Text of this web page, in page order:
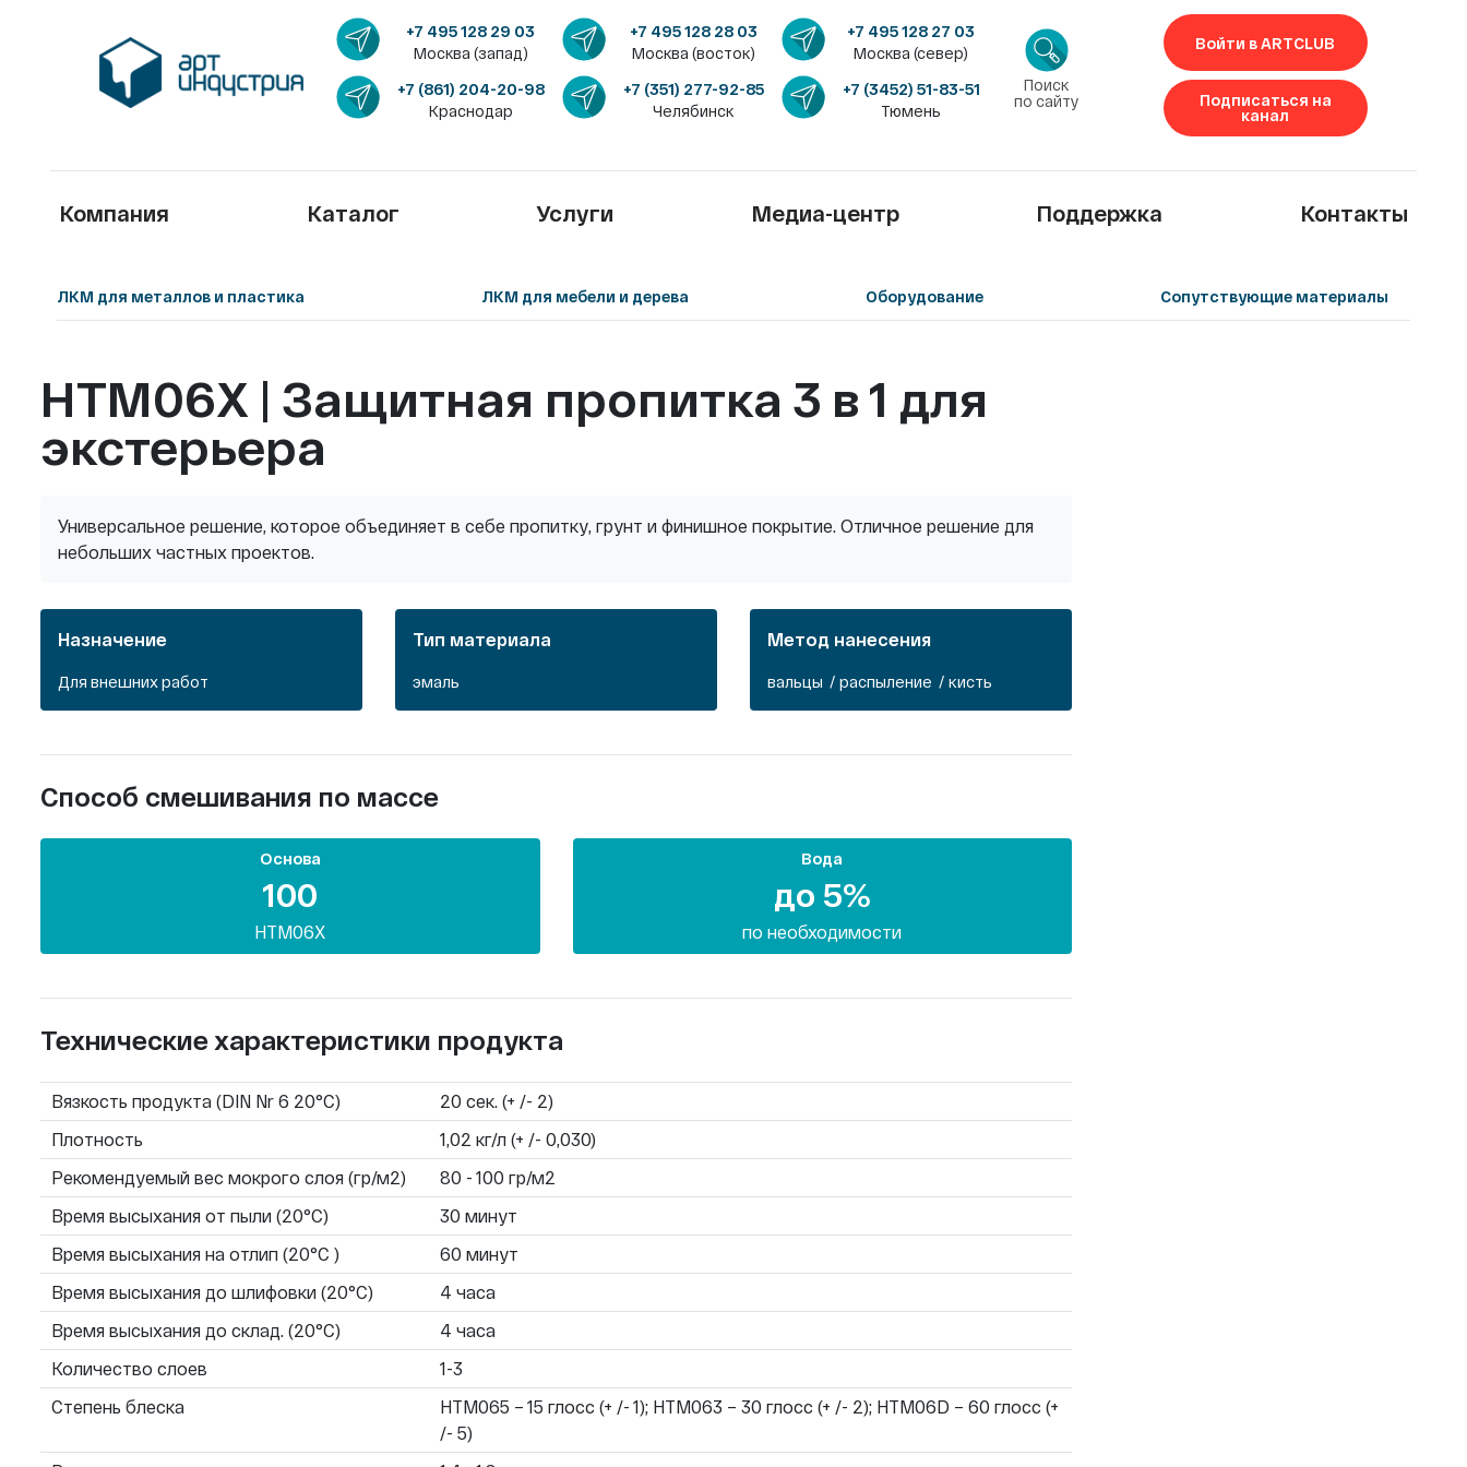
+7 495 128 29 03
Москва (запад)
+7 495 128 28 03
Москва (восток)
+7 495 128 27 03
Москва (север)
+7 (861) 204-20-98
Краснодар
+7 (351) 277-92-85
Челябинск
+7 (3452) 51-83-51
Тюмень
Поиск
по сайту
Войти в ARTCLUB
Подписаться на
канал
Компания Каталог Услуги Медиа-центр Поддержка Контакты
ЛКМ для металлов и пластика ЛКМ для мебели и дерева Оборудование Сопутствующие материалы
НТМ06X | Защитная пропитка 3 в 1 для
экстерьера
Универсальное решение, которое объединяет в себе пропитку, грунт и финишное покрытие. Отличное решение для
небольших частных проектов.
Назначение
Для внешних работ
Тип материала
эмаль
Метод нанесения
вальцы / распыление / кисть
Способ смешивания по массе
Основа
100
НТМ06X
Вода
до 5%
по необходимости
Технические характеристики продукта
Вязкость продукта (DIN Nr 6 20°C)
20 сек. (+ /- 2)
Плотность
1,02 кг/л (+ /- 0,030)
Рекомендуемый вес мокрого слоя (гр/м2)
80 - 100 гр/м2
Время высыхания от пыли (20°C)
30 минут
Время высыхания на отлип (20°C )
60 минут
Время высыхания до шлифовки (20°C)
4 часа
Время высыхания до склад. (20°C)
4 часа
Количество слоев
1-3
Степень блеска
HTM065 – 15 глосc (+ /- 1); HTM063 – 30 глосс (+ /- 2); HTM06D – 60 глосс (+
/- 5)